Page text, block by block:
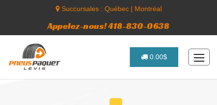
Succursales : Québec| Montréal
Appelez-nous! 418-830-0638
0.00$